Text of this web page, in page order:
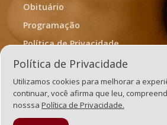
Obituário
Programação
Política de Privacidade
Termos de Uso
Política de Privacidade
Utilizamos cookies para melhorar a
continuar, você afirma que leu,
nosssa Política de Privacidade.